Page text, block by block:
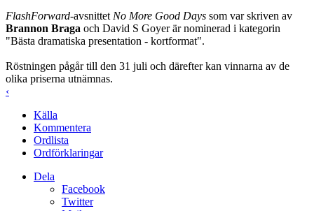
FlashForward-avsnittet No More Good Days som var skriven av
Brannon Braga och David S Goyer är nominerad i kategorin
"Bästa dramatiska presentation - kortformat".
Röstningen pågår till den 31 juli och därefter kan vinnarna av de
olika priserna utnämnas.
‹
Källa
Kommentera
Ordlista
Ordförklaringar
Dela
Facebook
Twitter